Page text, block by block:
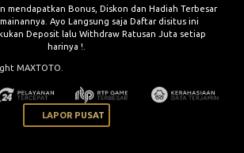
mendapatkan Bonus, Diskon dan Hadiah Terbesar
Ayo Langsung saja Daftar disitus ini
Deposit lalu Withdraw Ratusan Juta setiap
harinya !.
MAXTOTO.
LAPOR PUSAT